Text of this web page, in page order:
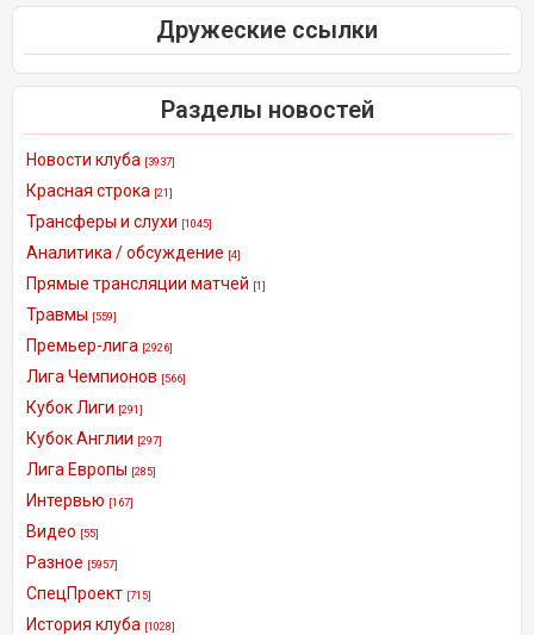
Дружеские ссылки
Разделы новостей
Новости клуба [3937]
Красная строка [21]
Трансферы и слухи [1045]
Аналитика / обсуждение [4]
Прямые трансляции матчей [1]
Травмы [559]
Премьер-лига [2926]
Лига Чемпионов [566]
Кубок Лиги [291]
Кубок Англии [297]
Лига Европы [285]
Интервью [167]
Видео [55]
Разное [5957]
СпецПроект [715]
История клуба [1028]